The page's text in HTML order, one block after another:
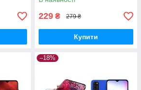
229 ₴ 279 ₴
Купити
–18%